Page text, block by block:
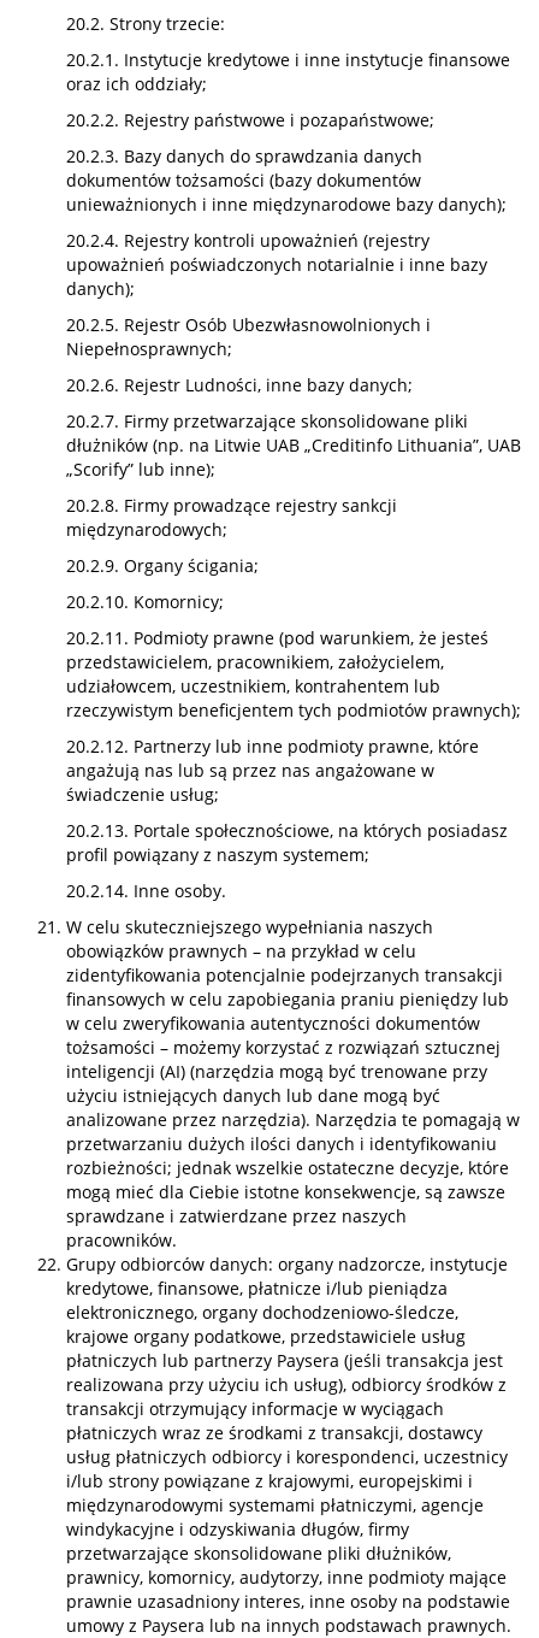
20.2. Strony trzecie:
20.2.1. Instytucje kredytowe i inne instytucje finansowe
oraz ich oddziały;
20.2.2. Rejestry państwowe i pozapaństwowe;
20.2.3. Bazy danych do sprawdzania danych
dokumentów tożsamości (bazy dokumentów
unieważnionych i inne międzynarodowe bazy danych);
20.2.4. Rejestry kontroli upoważnień (rejestry
upoważnień poświadczonych notarialnie i inne bazy
danych);
20.2.5. Rejestr Osób Ubezwłasnowolnionych i
Niepełnosprawnych;
20.2.6. Rejestr Ludności, inne bazy danych;
20.2.7. Firmy przetwarzające skonsolidowane pliki
dłużników (np. na Litwie UAB „Creditinfo Lithuania”, UAB
„Scorify” lub inne);
20.2.8. Firmy prowadzące rejestry sankcji
międzynarodowych;
20.2.9. Organy ścigania;
20.2.10. Komornicy;
20.2.11. Podmioty prawne (pod warunkiem, że jesteś
przedstawicielem, pracownikiem, założycielem,
udziałowcem, uczestnikiem, kontrahentem lub
rzeczywistym beneficjentem tych podmiotów prawnych);
20.2.12. Partnerzy lub inne podmioty prawne, które
angażują nas lub są przez nas angażowane w
świadczenie usług;
20.2.13. Portale społecznościowe, na których posiadasz
profil powiązany z naszym systemem;
20.2.14. Inne osoby.
W celu skuteczniejszego wypełniania naszych
obowiązków prawnych – na przykład w celu
zidentyfikowania potencjalnie podejrzanych transakcji
finansowych w celu zapobiegania praniu pieniędzy lub
w celu zweryfikowania autentyczności dokumentów
tożsamości – możemy korzystać z rozwiązań sztucznej
inteligencji (AI) (narzędzia mogą być trenowane przy
użyciu istniejących danych lub dane mogą być
analizowane przez narzędzia). Narzędzia te pomagają w
przetwarzaniu dużych ilości danych i identyfikowaniu
rozbieżności; jednak wszelkie ostateczne decyzje, które
mogą mieć dla Ciebie istotne konsekwencje, są zawsze
sprawdzane i zatwierdzane przez naszych
pracowników.
Grupy odbiorców danych: organy nadzorcze, instytucje
kredytowe, finansowe, płatnicze i/lub pieniądza
elektronicznego, organy dochodzeniowo-śledcze,
krajowe organy podatkowe, przedstawiciele usług
płatniczych lub partnerzy Paysera (jeśli transakcja jest
realizowana przy użyciu ich usług), odbiorcy środków z
transakcji otrzymujący informacje w wyciągach
płatniczych wraz ze środkami z transakcji, dostawcy
usług płatniczych odbiorcy i korespondenci, uczestnicy
i/lub strony powiązane z krajowymi, europejskimi i
międzynarodowymi systemami płatniczymi, agencje
windykacyjne i odzyskiwania długów, firmy
przetwarzające skonsolidowane pliki dłużników,
prawnicy, komornicy, audytorzy, inne podmioty mające
prawnie uzasadniony interes, inne osoby na podstawie
umowy z Paysera lub na innych podstawach prawnych.